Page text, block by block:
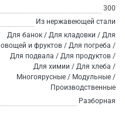
300
Из нержавеющей стали
Для банок / Для кладовки / Для
овощей и фруктов / Для погреба /
Для подвала / Для продуктов /
Для химии / Для хлеба /
Многоярусные / Модульные /
Производственные
Разборная